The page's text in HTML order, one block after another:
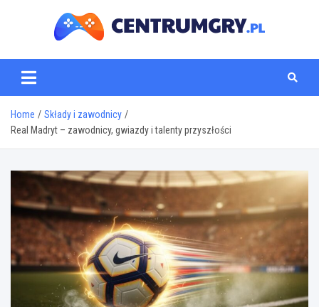
centrumgry.pl
Home
Składy i zawodnicy
Real Madryt – zawodnicy, gwiazdy i talenty przyszłości